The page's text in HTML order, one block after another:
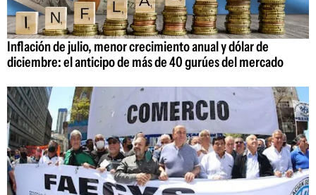
Inflación de julio, menor crecimiento anual y dólar de
diciembre: el anticipo de más de 40 gurúes del mercado